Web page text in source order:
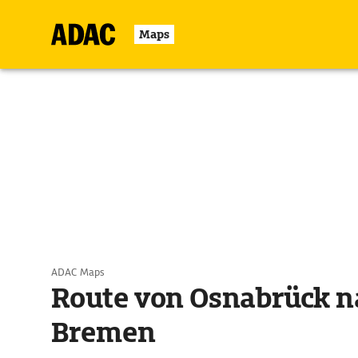
Maps
ADAC Maps
Route von Osnabrück
Bremen